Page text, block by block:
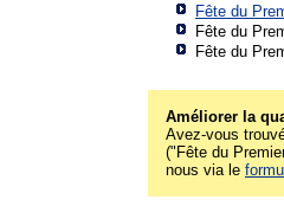
Fête du
Fête du
Fête du
Améliorer la
Avez-vous
("Fête du
nous via le